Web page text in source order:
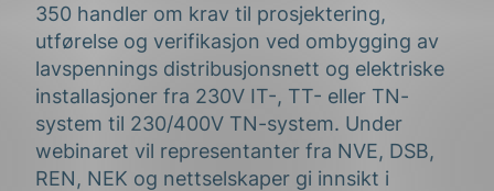
350 handler om krav til prosjektering,
utførelse og verifikasjon ved ombygging av
lavspennings distribusjonsnett og elektriske
installasjoner fra 230V IT-, TT- eller TN-
system til 230/400V TN-system. Under
webinaret vil representanter fra NVE, DSB,
REN, NEK og nettselskaper gi innsikt i